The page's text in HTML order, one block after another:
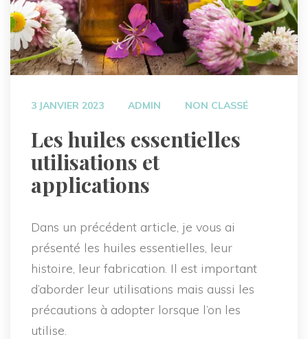
3 JANVIER 2023 ADMIN NON CLASSÉ
Les huiles essentielles
utilisations et
applications
Dans un précédent article, je vous ai
présenté les huiles essentielles, leur
histoire, leur fabrication. Il est important
d’aborder leur utilisations mais aussi les
précautions à adopter lorsque l’on les
utilise.